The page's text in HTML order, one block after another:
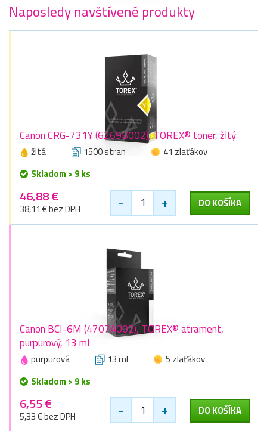
Naposledy navštívené produkty
Canon CRG-731Y (6269B002), TOREX® toner, žltý
žltá 1500 stran
41 zlaťákov
Skladom > 9 ks
46,88 €
38,11 € bez DPH - + DO KOŠÍKA
Canon BCI-6M (4707A002), TOREX® atrament,
purpurový, 13 ml
purpurová 13 ml
5 zlaťákov
Skladom > 9 ks
6,55 €
5,33 € bez DPH - + DO KOŠÍKA